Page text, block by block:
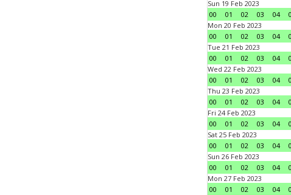
Sun 19 Feb 2023
00
01 02 03 04
Mon 20 Feb 2023
00
01 02 03 04
Tue 21 Feb 2023
00
01 02 03 04
Wed 22 Feb 2023
00
01 02 03 04
Thu 23 Feb 2023
00
01 02 03 04
Fri 24 Feb 2023
00
01 02 03 04
Sat 25 Feb 2023
00
01 02 03 04
Sun 26 Feb 2023
00
01 02 03 04
Mon 27 Feb 2023
00
01 02 03 04